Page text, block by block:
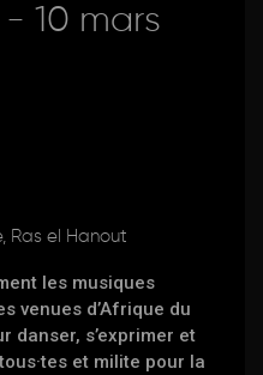
10 mars
Ras el Hanout
les musiques
venues d’Afrique du
danser, s’exprimer et
et milite pour la